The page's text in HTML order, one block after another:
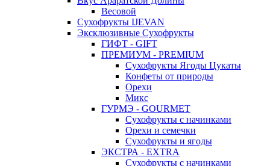
Весовой
Сухофрукты IJEVAN
Эксклюзивные Сухофрукты
ГИФТ - GIFT
ПРЕМИУМ - PREMIUM
Сухофрукты Ягоды Цукаты
Конфеты от природы
Орехи
Микс
ГУРМЭ - GOURMET
Сухофрукты с начинками
Орехи и семечки
Сухофрукты и ягоды
ЭКСТРА - EXTRA
Сухофрукты с начинками